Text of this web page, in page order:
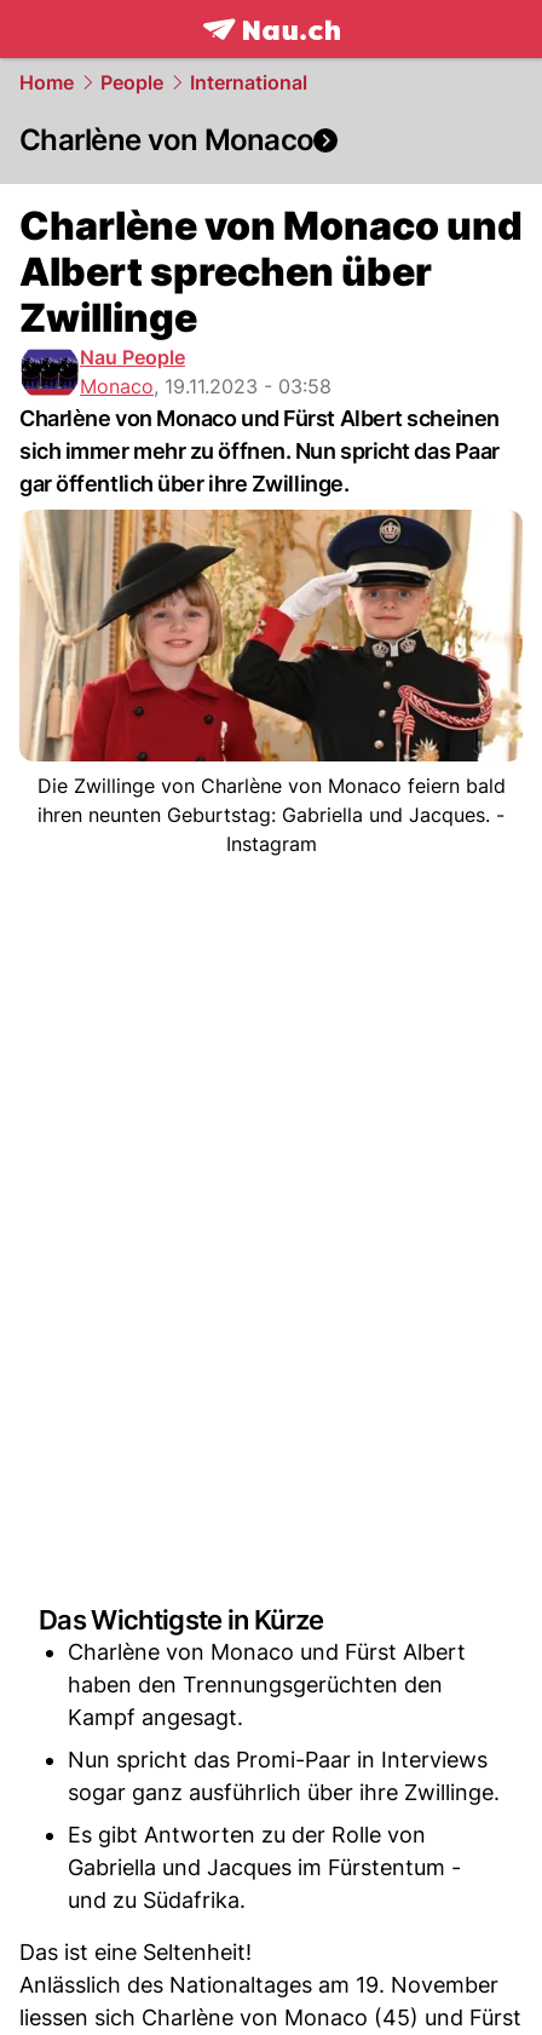
frontpage.NAU.ch
Home People International
Charlène von Monaco
Charlène von Monaco und
Albert sprechen über
Zwillinge
Nau People
Monaco, 19.11.2023 - 03:58
Charlène von Monaco und Fürst Albert scheinen
sich immer mehr zu öffnen. Nun spricht das Paar
gar öffentlich über ihre Zwillinge.
Die Zwillinge von Charlène von Monaco feiern bald
ihren neunten Geburtstag: Gabriella und Jacques. -
Instagram
Das Wichtigste in Kürze
Charlène von Monaco und Fürst Albert
haben den Trennungsgerüchten den
Kampf angesagt.
Nun spricht das Promi-Paar in Interviews
sogar ganz ausführlich über ihre Zwillinge.
Es gibt Antworten zu der Rolle von
Gabriella und Jacques im Fürstentum -
und zu Südafrika.
Das ist eine Seltenheit!
Anlässlich des Nationaltages am 19. November
liessen sich Charlène von Monaco (45) und Fürst